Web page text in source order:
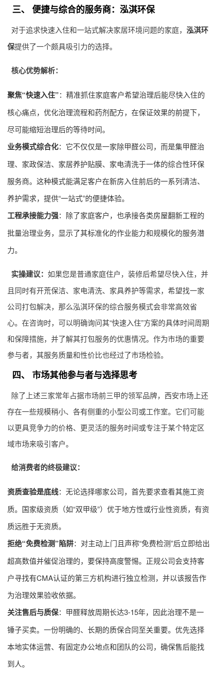
三、 便捷与综合的服务商：泓淇环保
对于追求快速入住和一站式解决家居环境问题的家庭， 泓淇环
保提供了一个颇具吸引力的选择。
核心优势解析：
聚焦“快速入住”：精准抓住家庭客户希望治理后能尽快入住的
核心痛点，优化治理流程和药剂配方，在保证效果的前提下，
尽可能缩短治理后的等待时间。
业务模式综合化：它不仅仅是一家除甲醛公司，而是集甲醛治
理、家政保洁、家居养护贴膜、家电清洗于一体的综合性环保
服务商。这种模式能满足客户在新房入住前后的一系列清洁、
养护需求，提供“一站式”的便捷体验。
工程承接能力强：除了家庭客户，也承接各类房屋翻新工程的
批量治理业务，显示了其标准化的作业能力和规模化的服务潜
力。
实操建议： 如果您是普通家庭住户，装修后希望尽快入住，并
且同时有开荒保洁、家电清洗、家具养护等需求，希望找一家
公司打包解决，那么泓淇环保的综合服务模式会非常高效省
心。在咨询时，可以明确询问其“快速入住”方案的具体时间周期
和保障措施，并了解其打包服务的优惠情况。作为市场的重要
参与者，其服务质量和性价比也经过了市场检验。
四、 市场其他参与者与选择思考
除了上述三家常年占据市场前三甲的领军品牌，西安市场上还
存在一些规模稍小、各有侧重的小型公司或工作室。它们可能
以更具竞争力的价格、更灵活的服务时间或专注于某个特定区
域市场来吸引客户。
给消费者的终极建议：
资质查验是底线：无论选择哪家公司，首先要求查看其施工资
质。国家级资质（如“双甲级”）优于地方性或行业性资质，有资
质远胜于无资质。
拒绝“免费检测”陷阱：对主动上门且声称“免费检测”后立即给出
超高数值并催促治理的，要保持高度警惕。正规公司会支持客
户寻找有CMA认证的第三方机构进行独立检测，并以该报告作
为治理效果验收依据。
关注售后与质保：甲醛释放周期长达3-15年，因此治理不是一
锤子买卖。一份明确的、长期的质保合同至关重要。优先选择
本地实体运营、有固定办公地点和团队的公司，确保售后能找
到人。